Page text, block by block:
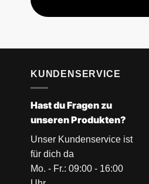
KUNDENSERVICE
Hast du Fragen zu
unseren Produkten?
Unser Kundenservice ist
für dich da
Mo. - Fr.: 09:00 - 16:00